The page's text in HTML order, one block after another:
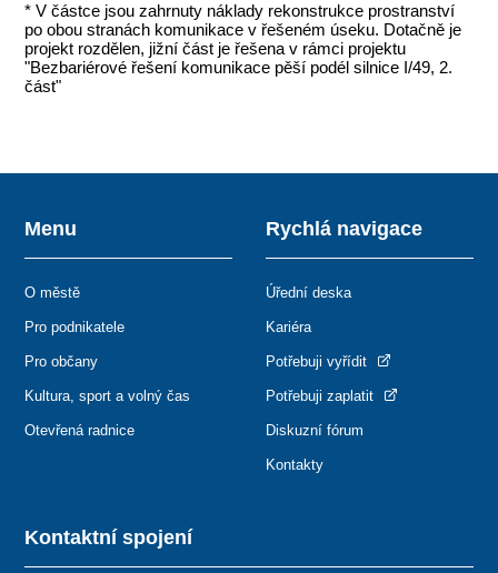
* V částce jsou zahrnuty náklady rekonstrukce prostranství
po obou stranách komunikace v řešeném úseku. Dotačně je
projekt rozdělen, jižní část je řešena v rámci projektu
"Bezbariérové řešení komunikace pěší podél silnice I/49, 2.
část"
Kontaktní spojení
Menu
O městě
Pro podnikatele
Pro občany
Kultura, sport a volný čas
Otevřená radnice
Rychlá navigace
Úřední deska
Kariéra
Potřebuji vyřídit
Potřebuji zaplatit
Diskuzní fórum
Kontakty